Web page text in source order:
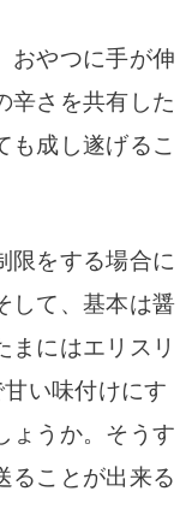
おやつに手が伸
辛さを共有した
も成し遂げるこ
限をする場合に
して、基本は醤
まにはエリスリ
い味付けにす
うか。 そうす
ることが出来る